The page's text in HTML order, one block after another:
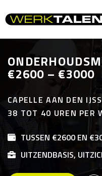
€2600 – €3000
CAPELLE AAN DEN
38 TOT 40 UREN PER
TUSSEN €2600 EN
UITZENDBASIS,